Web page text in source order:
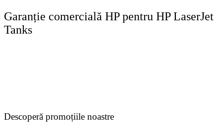
Garanție comercială HP pentru HP LaserJet
Tanks
Descoperă promoțiile noastre